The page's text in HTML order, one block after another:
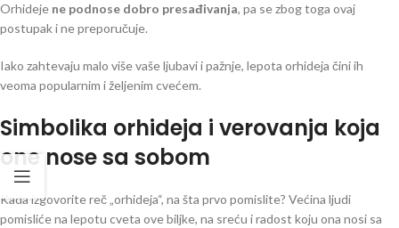
Orhideje ne podnose dobro presađivanja, pa se zbog toga ovaj
postupak i ne preporučuje.
Iako zahtevaju malo više vaše ljubavi i pažnje, lepota orhideja čini ih
veoma popularnim i željenim cvećem.
Simbolika orhideja i verovanja koja
one nose sa sobom
Kada izgovorite reč „orhideja“, na šta prvo pomislite? Većina ljudi
pomisliće na lepotu cveta ove biljke, na sreću i radost koju ona nosi sa